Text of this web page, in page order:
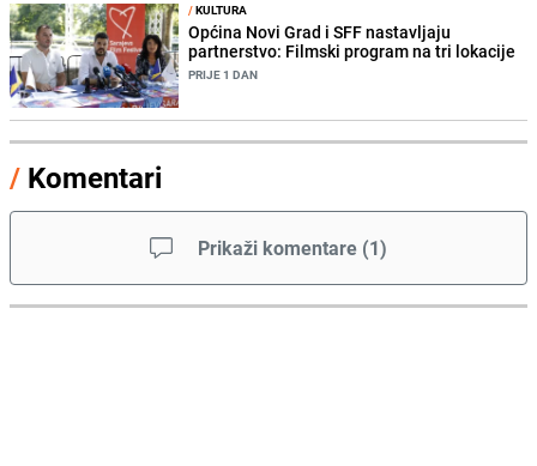
/KULTURA
Općina Novi Grad i SFF nastavljaju
partnerstvo: Filmski program na tri lokacije
PRIJE 1 DAN
/ Komentari
Prikaži komentare (1)